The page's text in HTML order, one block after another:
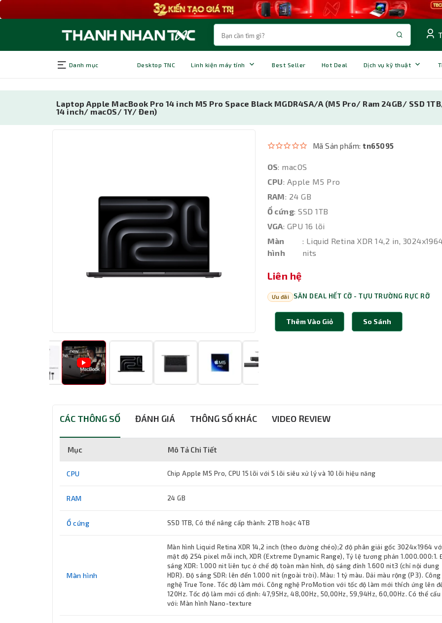
Danh mục Desktop TNC Linh kiện máy tính Best Seller Hot Deal Dịch vụ kỹ thuật
Laptop Apple MacBook Pro 14 inch M5 Pro Space Black MGDR4SA/A (M5 Pro/ Ram 24GB/ SSD
14 inch/ macOS/ 1Y/ Đen)
Mã Sản phẩm:tn65095
OS: macOS
CPU: Apple M5 Pro
RAM: 24 GB
Ổ cứng: SSD 1TB
VGA: GPU 16 lõi
Màn
hình
: Liquid Retina XDR 14,2 in,
nits
Liên hệ
Ưu đãi SĂN DEAL HẾT CỠ - TỰU TRƯỜNG RỰC RỠ
Thêm Vào Giỏ So Sánh
CÁC THÔNG SỐ ĐÁNH GIÁ THÔNG SỐ KHÁC VIDEO REVIEW
Mục Mô Tả Chi Tiết
CPU Chip Apple M5 Pro, CPU 15 lõi với 5 lõi siêu xử lý và 10 lõi hiệu năng
RAM 24 GB
Ổ cứng SSD 1TB, Có thể nâng cấp thành: 2TB hoặc 4TB
Màn hình
Màn hình Liquid Retina XDR 14,2 inch (theo đường chéo);2 độ phân giải gốc 3024x1964
mật độ 254 pixel mỗi inch, XDR (Extreme Dynamic Range), Tỷ lệ tương phản 1.000.000:1.
sáng XDR: 1.000 nit liên tục ở chế độ toàn màn hình, độ sáng đỉnh 1.600 nit3 (chỉ nội dung
HDR). Độ sáng SDR: lên đến 1.000 nit (ngoài trời). Màu: 1 tỷ màu. Dải màu rộng (P3). Công
nghệ True Tone. Tốc độ làm mới. Công nghệ ProMotion với tốc độ làm mới thích ứng lên
120Hz. Tốc độ làm mới cố định: 47,95Hz, 48,00Hz, 50,00Hz, 59,94Hz, 60,00Hz. Có thể cấu
với: Màn hình Nano-texture